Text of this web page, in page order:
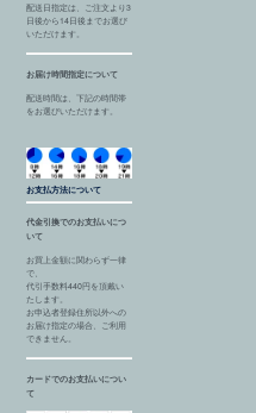
配送日指定は、ご注文より3
日後から14日後までお選び
いただけます。
お届け時間指定について
配送時間は、下記の時間帯
をお選びいただけます。
お支払方法について
代金引換でのお支払いにつ
いて
お買上金額に関わらず一律
で、
代引手数料440円を頂戴い
たします。
お申込者登録住所以外への
お届け指定の場合、ご利用
できません。
カードでのお支払いについ
て